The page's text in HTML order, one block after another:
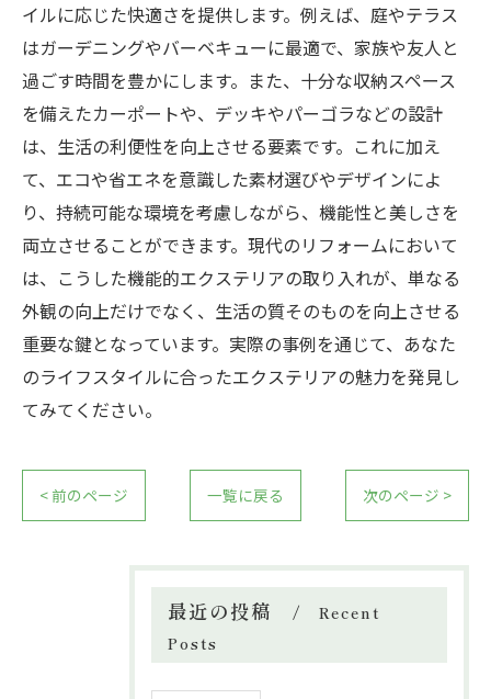
イルに応じた快適さを提供します。例えば、庭やテラス
はガーデニングやバーベキューに最適で、家族や友人と
過ごす時間を豊かにします。また、十分な収納スペース
を備えたカーポートや、デッキやパーゴラなどの設計
は、生活の利便性を向上させる要素です。これに加え
て、エコや省エネを意識した素材選びやデザインによ
り、持続可能な環境を考慮しながら、機能性と美しさを
両立させることができます。現代のリフォームにおいて
は、こうした機能的エクステリアの取り入れが、単なる
外観の向上だけでなく、生活の質そのものを向上させる
重要な鍵となっています。実際の事例を通じて、あなた
のライフスタイルに合ったエクステリアの魅力を発見し
てみてください。
< 前のページ 一覧に戻る 次のページ >
最近の投稿
Recent
Posts